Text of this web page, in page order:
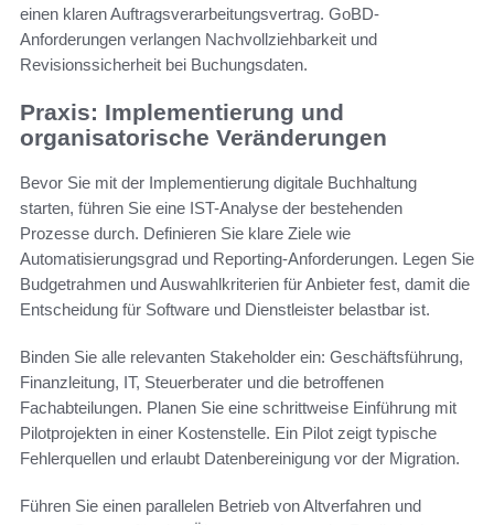
einen klaren Auftragsverarbeitungsvertrag. GoBD-
Anforderungen verlangen Nachvollziehbarkeit und
Revisionssicherheit bei Buchungsdaten.
Praxis: Implementierung und
organisatorische Veränderungen
Bevor Sie mit der Implementierung digitale Buchhaltung
starten, führen Sie eine IST-Analyse der bestehenden
Prozesse durch. Definieren Sie klare Ziele wie
Automatisierungsgrad und Reporting-Anforderungen. Legen Sie
Budgetrahmen und Auswahlkriterien für Anbieter fest, damit die
Entscheidung für Software und Dienstleister belastbar ist.
Binden Sie alle relevanten Stakeholder ein: Geschäftsführung,
Finanzleitung, IT, Steuerberater und die betroffenen
Fachabteilungen. Planen Sie eine schrittweise Einführung mit
Pilotprojekten in einer Kostenstelle. Ein Pilot zeigt typische
Fehlerquellen und erlaubt Datenbereinigung vor der Migration.
Führen Sie einen parallelen Betrieb von Altverfahren und